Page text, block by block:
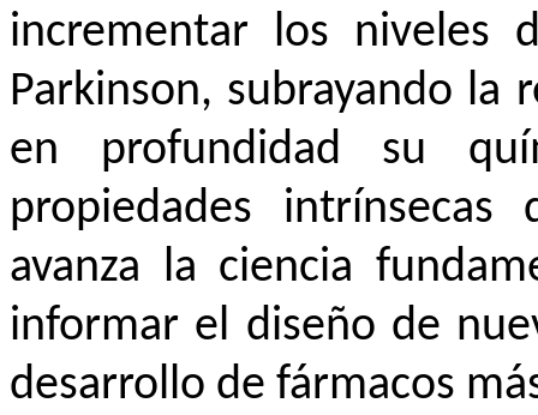
incrementar los niveles
Parkinson, subrayando la
en profundidad su
propiedades
avanza la ciencia
informar el diseño de
desarrollo de fármacos